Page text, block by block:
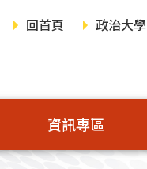
回首頁
政治大學
資訊專區